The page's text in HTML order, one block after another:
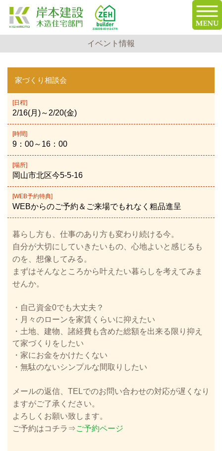
イベント情報
家づくり相談会
[日程]
2/16(月)～2/20(金)
[時間]
9：00～16：00
[場所]
岡山市北区今5-5-16
[WEB予約特典]
WEBからのご予約＆ご来場でもれなく粗品進呈
暮らし方も、仕事のあり方も変わり続ける今。
自分が大切にしていきたいもの、心地よいと感じるも
のを、想像してみる。
まずはそんなところから叶えたい暮らしを考えてみま
せんか。
・自己資金0でも大丈夫？
・月々のローンを家賃くらいに抑えたい
・土地、建物、諸経費も含めた総額を出来る限り抑え
て家づくりをしたい
・家にお金をかけたくない
・無駄のないシンプルな間取りしたい
メールの返信、TELでのお問い合わせの対応が遅くなり
ますがご了承ください。
よろしくお願い致します。
ご予約はコチラ⇒ご予約ページ